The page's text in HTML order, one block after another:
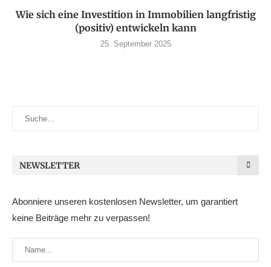
Wie sich eine Investition in Immobilien langfristig
(positiv) entwickeln kann
25. September 2025
NEWSLETTER
Abonniere unseren kostenlosen Newsletter, um garantiert
keine Beiträge mehr zu verpassen!